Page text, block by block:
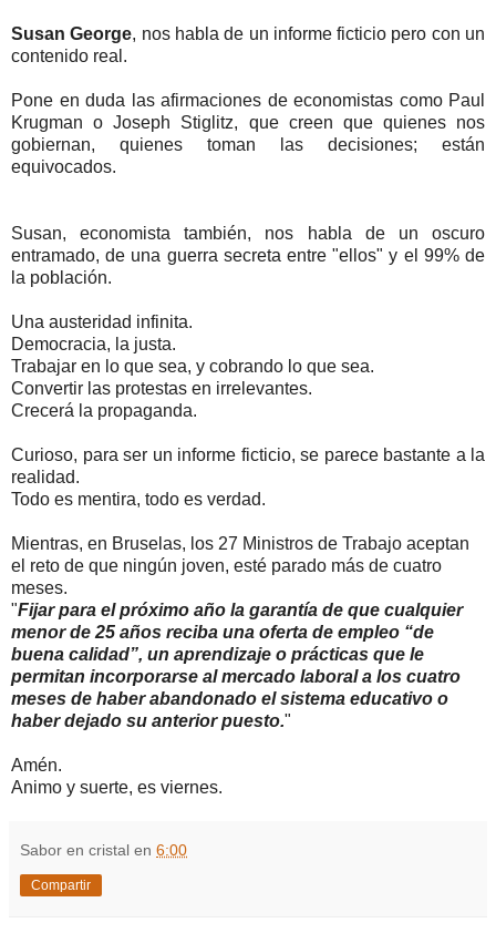
Susan George, nos habla de un informe ficticio pero con un
contenido real.
Pone en duda las afirmaciones de economistas como Paul
Krugman o Joseph Stiglitz, que creen que quienes nos
gobiernan, quienes toman las decisiones; están
equivocados.
Susan, economista también, nos habla de un oscuro
entramado, de una guerra secreta entre "ellos" y el 99% de
la población.
Una austeridad infinita.
Democracia, la justa.
Trabajar en lo que sea, y cobrando lo que sea.
Convertir las protestas en irrelevantes.
Crecerá la propaganda.
Curioso, para ser un informe ficticio, se parece bastante a la
realidad.
Todo es mentira, todo es verdad.
Mientras, en Bruselas, los 27 Ministros de Trabajo aceptan
el reto de que ningún joven, esté parado más de cuatro
meses.
"Fijar para el próximo año la garantía de que cualquier
menor de 25 años reciba una oferta de empleo “de
buena calidad”, un aprendizaje o prácticas que le
permitan incorporarse al mercado laboral a los cuatro
meses de haber abandonado el sistema educativo o
haber dejado su anterior puesto."
Amén.
Animo y suerte, es viernes.
Sabor en cristal en 6:00
Compartir